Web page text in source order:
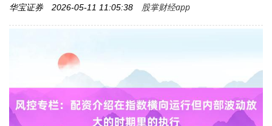
华宝证券 2026-05-11 11:05:38 股掌财经app